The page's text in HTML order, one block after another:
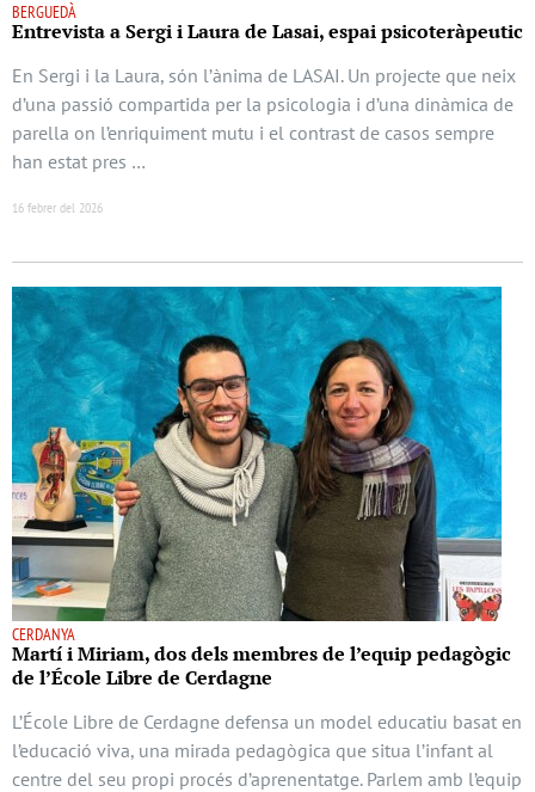
BERGUEDÀ
Entrevista a Sergi i Laura de Lasai, espai psicoteràpeutic
En Sergi i la Laura, són l’ànima de LASAI. Un projecte que neix
d’una passió compartida per la psicologia i d’una dinàmica de
parella on l’enriquiment mutu i el contrast de casos sempre
han estat pres …
16 febrer del 2026
CERDANYA
Martí i Miriam, dos dels membres de l’equip pedagògic
de l’École Libre de Cerdagne
L’École Libre de Cerdagne defensa un model educatiu basat en
l’educació viva, una mirada pedagògica que situa l’infant al
centre del seu propi procés d’aprenentatge. Parlem amb l’equip